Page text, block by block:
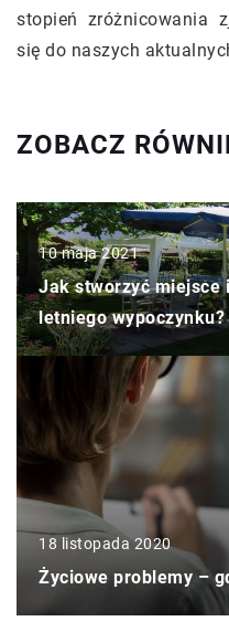
stopień zróżnicowania
się do naszych
ZOBACZ
10 maja 2021
Jak stworzyć miejsce
letniego wypoczynku?
18 listopada 2020
Życiowe problemy –